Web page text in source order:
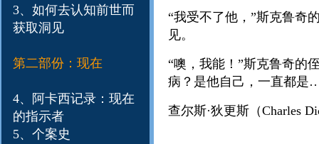
3、如何去认知前世而
获取洞见
第二部份：现在
4、阿卡西记录：现在
的指示者
5、个案史
“我受不了他，”斯克鲁奇
见。
“噢，我能！”斯克鲁奇的
病？是他自己，一直都
查尔斯·狄更斯（Charles